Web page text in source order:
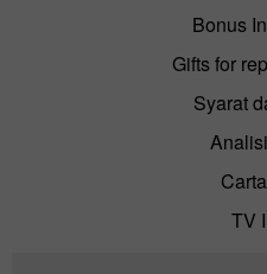
Bonus
Gifts for
Syarat
TV